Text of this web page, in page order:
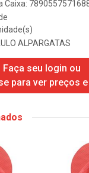
Caixa:
ALPARGATAS
Faça seu login ou
para ver preços